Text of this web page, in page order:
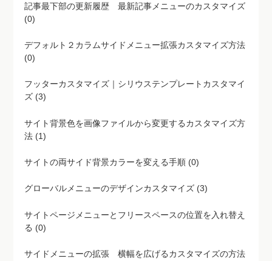
記事最下部の更新履歴 最新記事メニューのカスタマイズ
(0)
デフォルト２カラムサイドメニュー拡張カスタマイズ方法
(0)
フッターカスタマイズ｜シリウステンプレートカスタマイ
ズ (3)
サイト背景色を画像ファイルから変更するカスタマイズ方
法 (1)
サイトの両サイド背景カラーを変える手順 (0)
グローバルメニューのデザインカスタマイズ (3)
サイトページメニューとフリースペースの位置を入れ替え
る (0)
サイドメニューの拡張 横幅を広げるカスタマイズの方法